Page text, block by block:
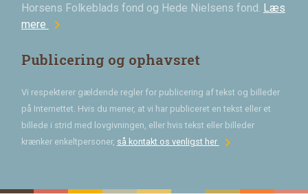
Horsens Folkeblads fond og Hede Nielsens fond. Læs
mere chevron_right
Publicering og ophavsret
Vi respekterer gældende regler for publicering af tekst og billeder
på Internettet. Hvis du mener, at vi har publiceret en tekst eller et
billede i strid med lovgivningen, eller hvis tekst eller billeder
krænker enkeltpersoner, så kontakt os venligst herchevron_right